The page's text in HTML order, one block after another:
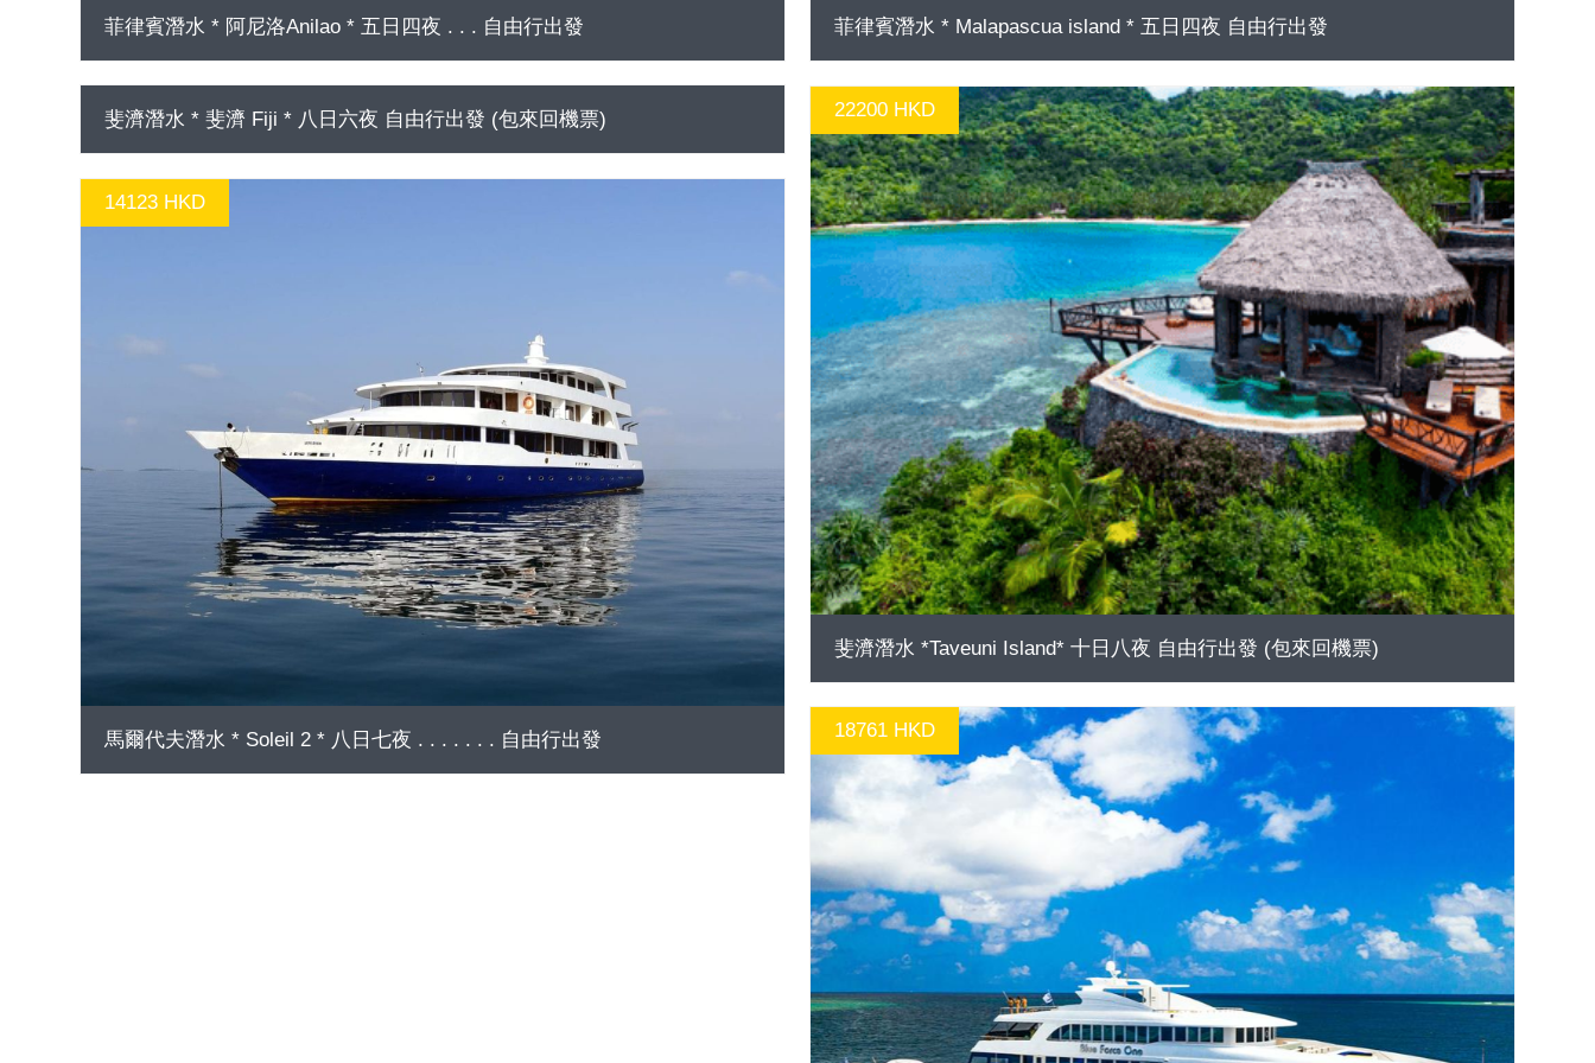
菲律賓潛水 * 阿尼洛Anilao * 五日四夜 . . . 自由行出發 菲律賓潛水 * Malapascua island * 五日四夜 自由行出發
15790 HKD GO
斐濟潛水 * 斐濟 Fiji * 八日六夜 自由行出發 (包來回機票) 22200 HKD
GO
斐濟潛水 *Taveuni Island* 十日八夜 自由行出發 (包來回機票)
14123 HKD
GO
馬爾代夫潛水 * Soleil 2 * 八日七夜 . . . . . . . 自由行出發 18761 HKD
GO